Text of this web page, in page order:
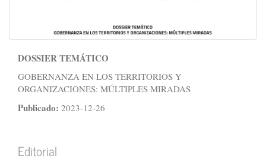
DOSSIER TEMÁTICO
GOBERNANZA EN LOS TERRITORIOS Y
ORGANIZACIONES: MÚLTIPLES MIRADAS
Publicado: 2023-12-26
Editorial